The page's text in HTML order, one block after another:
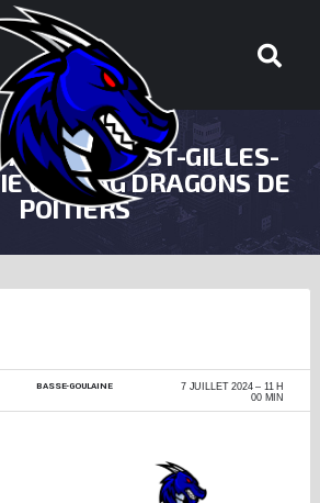
DE ST-GILLES-
VS FLAG DRAGONS DE
POITIERS
BASSE-GOULAINE 7 JUILLET 2024
11 H
00 MIN